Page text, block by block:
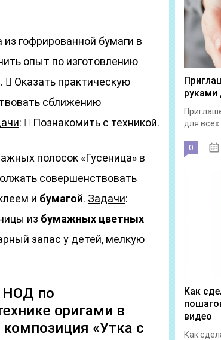
гофрированной бумаги в
опыт по изготовлению
.  Оказать практическую
сближению
:  Познакомить с техникой.
полосок «Гусеница» в
совершенствовать
и бумагой. Задачи:
из бумажных цветных
запас у детей, мелкую
НОД по
оригами в
«Утка с
для
0
Как
видео
Как